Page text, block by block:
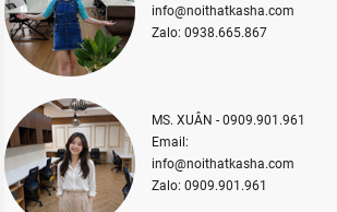
info@noithatkasha.com
Zalo: 0938.665.867
MS. XUÂN - 0909.901.961
Email:
info@noithatkasha.com
Zalo: 0909.901.961